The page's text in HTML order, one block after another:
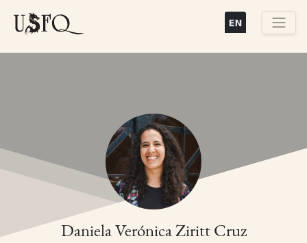
Daniela Verónica Ziritt Cruz